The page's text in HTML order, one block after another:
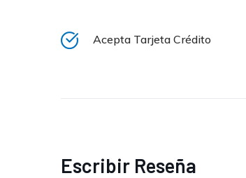
Acepta Tarjeta Crédito
Escribir Reseña